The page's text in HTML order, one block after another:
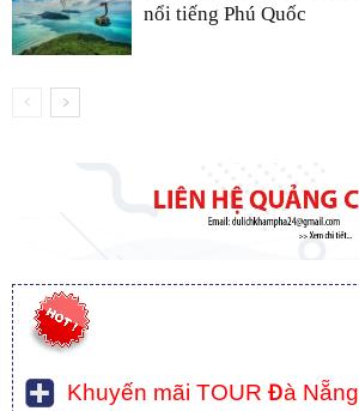
nổi tiếng Phú Quốc
Khuyến mãi TOUR Đà Nẵng